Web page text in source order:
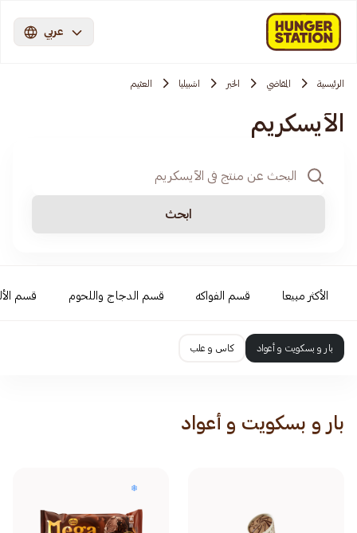
عربي
الرئيسية المقاضي الخبر اشبيليا العثيم
الآيسكريم
ابحث
الأكثر مبيعا قسم الفواكه قسم الدجاج واللحوم قسم
بار و بسكويت و أعواد كاس و علب
بار و بسكويت و أعواد